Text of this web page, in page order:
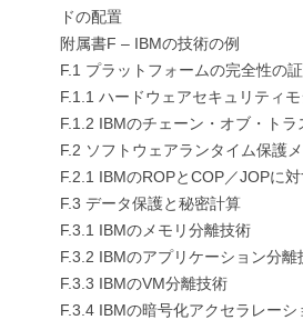
ドの配置
附属書F – IBMの技術の例
F.1 プラットフォームの完全性の
F.1.1 ハードウェアセキュリティ
F.1.2 IBMのチェーン・オブ・トラ
F.2 ソフトウェアランタイム保護
F.2.1 IBMのROPとCOP／JOPに
F.3 データ保護と秘密計算
F.3.1 IBMのメモリ分離技術
F.3.2 IBMのアプリケーション分離
F.3.3 IBMのVM分離技術
F.3.4 IBMの暗号化アクセラレーシ